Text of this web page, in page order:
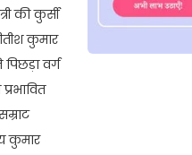
की कुर्सी
कुमार
वर्ग
कुमार